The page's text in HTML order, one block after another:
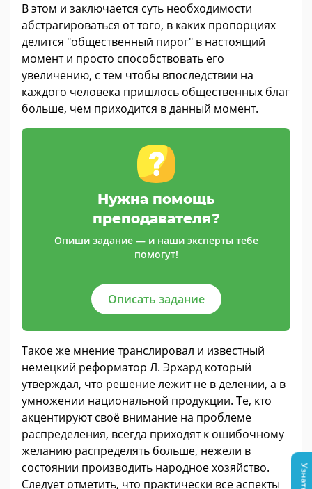
В этом и заключается суть необходимости
абстрагироваться от того, в каких пропорциях
делится "общественный пирог" в настоящий
момент и просто способствовать его
увеличению, с тем чтобы впоследствии на
каждого человека пришлось общественных благ
больше, чем приходится в данный момент.
Нужна помощь
преподавателя?
Опиши задание — и наши эксперты тебе
помогут!
Описать задание
Такое же мнение транслировал и известный
немецкий реформатор Л. Эрхард который
утверждал, что решение лежит не в делении, а в
умножении национальной продукции. Те, кто
акцентируют своё внимание на проблеме
распределения, всегда приходят к ошибочному
желанию распределять больше, нежели в
состоянии производить народное хозяйство.
Следует отметить, что практически все аспекты